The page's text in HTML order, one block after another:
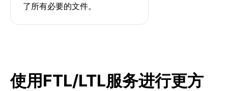
了所有必要的文件。
使用FTL/LTL服务进行更方